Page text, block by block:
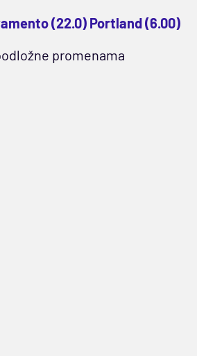
(22.0) Portland (6.00)
promenama